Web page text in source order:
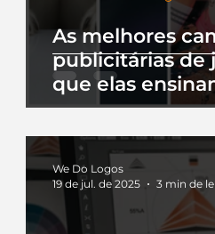
As melhores
publicitárias de
que elas
We Do Logos
19 de jul. de 2025
3 min de